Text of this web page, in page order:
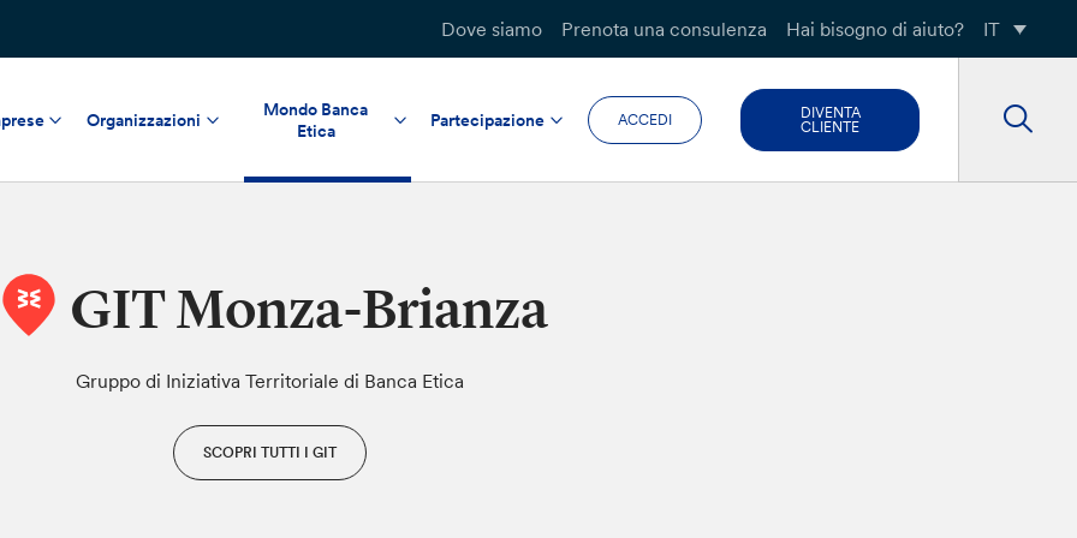
Dove siamo Prenota una consulenza Hai bisogno di aiuto? IT
Organizzazioni
Mondo Banca
Etica
Partecipazione ACCEDI
DIVENTA
CLIENTE
GIT Monza-Brianza
Gruppo di Iniziativa Territoriale di Banca Etica
SCOPRI TUTTI I GIT